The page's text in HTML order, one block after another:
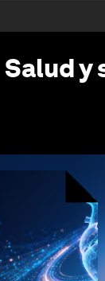
Salud y